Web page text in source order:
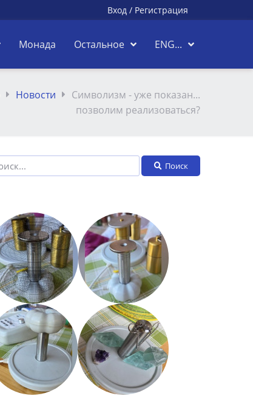
Вход / Регистрация
Монада Остальное ENG...
Новости
Символизм - уже показан...
позволим реализоваться?
Поиск